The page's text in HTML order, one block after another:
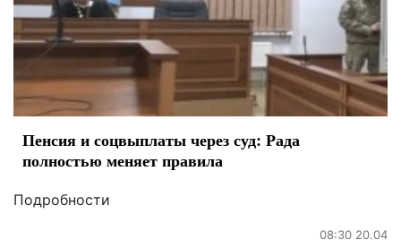
Пенсия и соцвыплаты через суд: Рада
полностью меняет правила
Подробности
08:30 20.04